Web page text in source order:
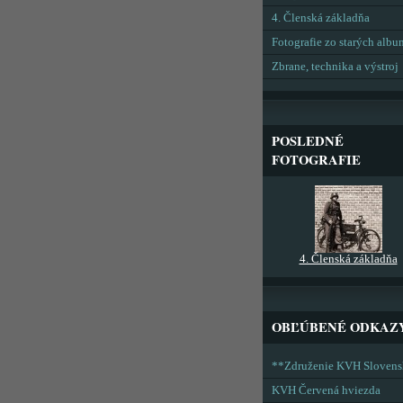
4. Členská základňa
Fotografie zo starých
Zbrane, technika a výstroj
POSLEDNÉ
FOTOGRAFIE
4. Členská základňa
OBĽÚBENÉ
**Združenie KVH
KVH Červená hviezda